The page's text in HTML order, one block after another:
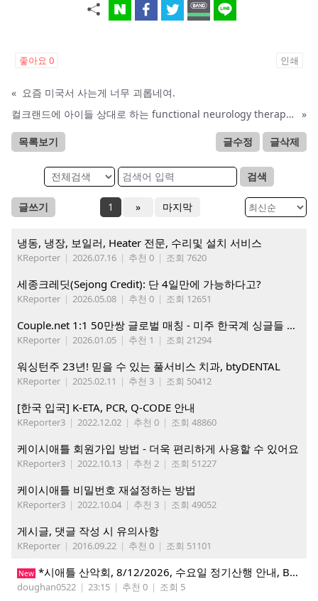
좋아요 0 인쇄
« 요즘 미국서 사는게 너무 괴롭네여.
컬크랜드에 아이들 상대로 하는 functional neurology therapy를 하는 ali*** chiropractic잘 생각해서 하세요.
»
목록보기 글수정 글삭제
검색
글쓰기 1 » 마지막
냉동, 냉장, 보일러, Heater 전문, 수리및 설치 서비스
KReporter | 2026.07.16 | 추천 0 | 조회 7620
세종크레딧(Sejong Credit): 단 4일만에 가능하다고?
KReporter | 2026.05.08 | 추천 0 | 조회 12651
Couple.net 1:1 50만쌍 글로벌 매칭 - 미주 한국계 싱글들 모이세요
KReporter | 2026.01.05 | 추천 1 | 조회 21294
워싱턴주 23년! 믿을 수 있는 풀서비스 치과, btyDENTAL
KReporter | 2025.02.11 | 추천 3 | 조회 50412
[한국 입국] K-ETA, PCR, Q-CODE 안내
KReporter3 | 2022.12.02 | 추천 0 | 조회 48860
케이시애틀 회원가입 방법 - 더욱 편리하게 사용할 수 있어요
KReporter3 | 2022.10.13 | 추천 2 | 조회 51227
케이시애틀 비밀번호 재설정하는 방법
KReporter3 | 2022.10.04 | 추천 3 | 조회 49052
게시글, 댓글 작성 시 유의사항
KReporter | 2016.09.22 | 추천 0 | 조회 51101
New *시애틀 산악회, 8/12/2026, 수요일 정기산행 안내, Beckler Peak*
doughan0522 | 23:15 | 추천 0 | 조회 5